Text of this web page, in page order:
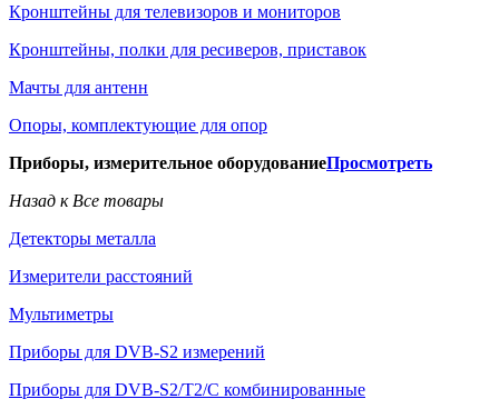
Кронштейны для телевизоров и мониторов
Кронштейны, полки для ресиверов, приставок
Мачты для антенн
Опоры, комплектующие для опор
Приборы, измерительное оборудованиеПросмотреть
Назад к Все товары
Детекторы металла
Измерители расстояний
Мультиметры
Приборы для DVB-S2 измерений
Приборы для DVB-S2/T2/C комбинированные